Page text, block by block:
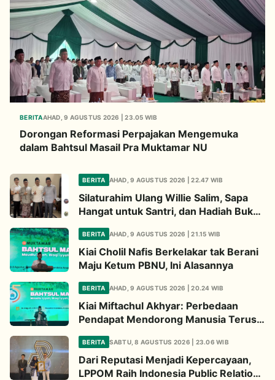
BERITAAHAD, 9 AGUSTUS 2026 | 23.05 WIB
Dorongan Reformasi Perpajakan Mengemuka
dalam Bahtsul Masail Pra Muktamar NU
BERITA AHAD, 9 AGUSTUS 2026 | 22.47 WIB
Silaturahim Ulang Willie Salim, Sapa
Hangat untuk Santri, dan Hadiah Buku
BERITA AHAD, 9 AGUSTUS 2026 | 21.15 WIB
Kiai Cholil Nafis Berkelakar tak Berani
Maju Ketum PBNU, Ini Alasannya
BERITA AHAD, 9 AGUSTUS 2026 | 20.24 WIB
Kiai Miftachul Akhyar: Perbedaan
Pendapat Mendorong Manusia Terus
BERITA SABTU, 8 AGUSTUS 2026 | 23.06 WIB
Dari Reputasi Menjadi Kepercayaan,
LPPOM Raih Indonesia Public Relations